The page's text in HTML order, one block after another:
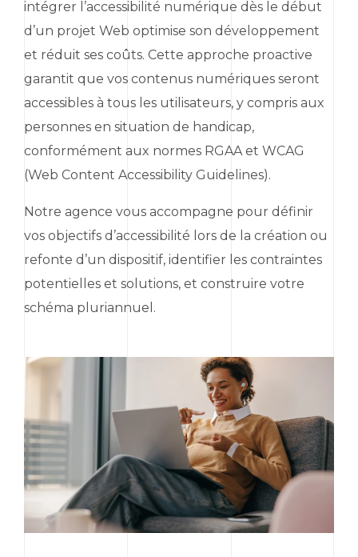
intégrer l’accessibilité numérique dès le début
d’un projet Web optimise son développement
et réduit ses coûts. Cette approche proactive
garantit que vos contenus numériques seront
accessibles à tous les utilisateurs, y compris aux
personnes en situation de handicap,
conformément aux normes RGAA et WCAG
(Web Content Accessibility Guidelines).
Notre agence vous accompagne pour définir
vos objectifs d’accessibilité lors de la création ou
refonte d’un dispositif, identifier les contraintes
potentielles et solutions, et construire votre
schéma pluriannuel.